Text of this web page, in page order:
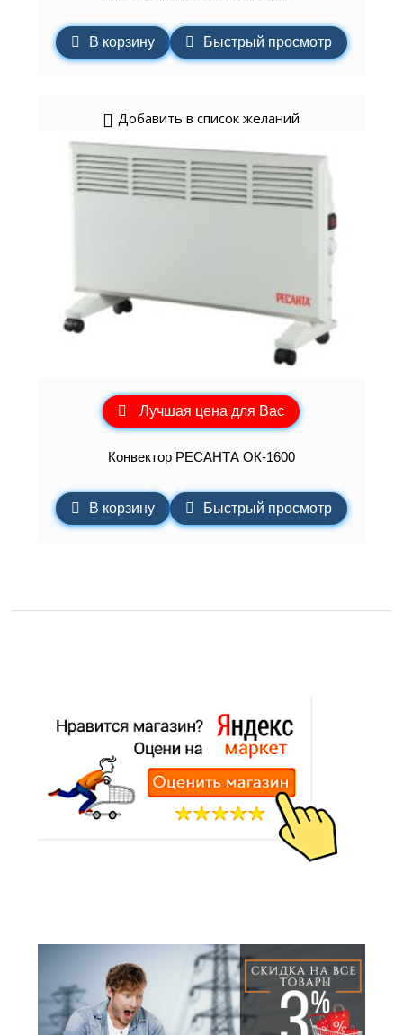
В корзину Быстрый просмотр
Добавить в список желаний
Лучшая цена для Вас
Конвектор РЕСАНТА ОК-1600
В корзину Быстрый просмотр